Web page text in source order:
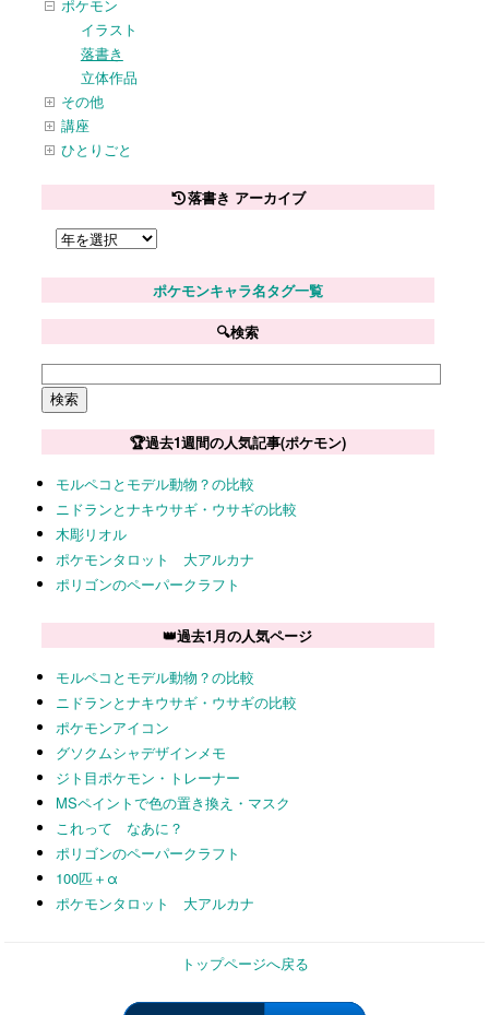
ポケモン
イラスト
落書き
立体作品
その他
講座
ひとりごと
落書き アーカイブ
ポケモンキャラ名タグ一覧
🔍検索
🏆過去1週間の人気記事(ポケモン)
モルペコとモデル動物？の比較
ニドランとナキウサギ・ウサギの比較
木彫リオル
ポケモンタロット 大アルカナ
ポリゴンのペーパークラフト
👑過去1月の人気ページ
モルペコとモデル動物？の比較
ニドランとナキウサギ・ウサギの比較
ポケモンアイコン
グソクムシャデザインメモ
ジト目ポケモン・トレーナー
MSペイントで色の置き換え・マスク
これって なあに？
ポリゴンのペーパークラフト
100匹＋α
ポケモンタロット 大アルカナ
トップページへ戻る